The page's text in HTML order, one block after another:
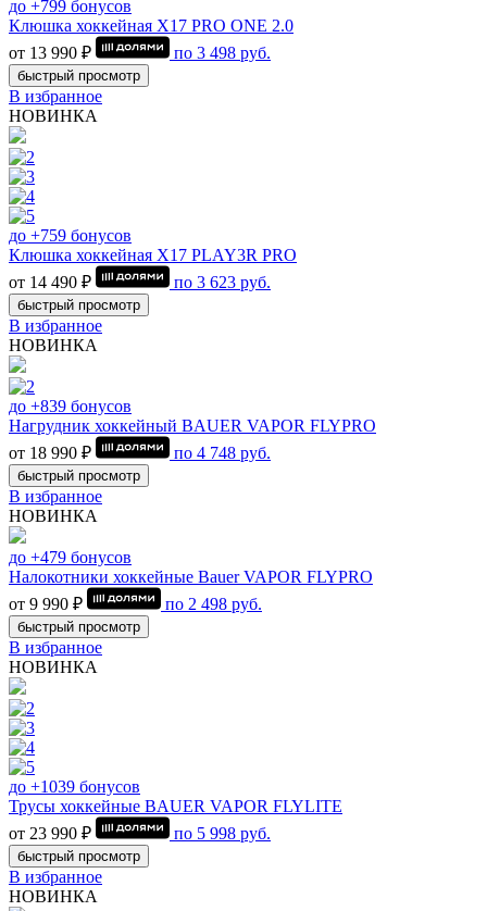
до +799 бонусов
Клюшка хоккейная Х17 PRO ONE 2.0
от 13 990 ₽
по 3 498 руб.
быстрый просмотр
В избранное
НОВИНКА
до +759 бонусов
Клюшка хоккейная Х17 PLAY3R PRO
от 14 490 ₽
по 3 623 руб.
быстрый просмотр
В избранное
НОВИНКА
до +839 бонусов
Нагрудник хоккейный BAUER VAPOR FLYPRO
от 18 990 ₽
по 4 748 руб.
быстрый просмотр
В избранное
НОВИНКА
до +479 бонусов
Налокотники хоккейные Bauer VAPOR FLYPRO
от 9 990 ₽
по 2 498 руб.
быстрый просмотр
В избранное
НОВИНКА
до +1039 бонусов
Трусы хоккейные BAUER VAPOR FLYLITE
от 23 990 ₽
по 5 998 руб.
быстрый просмотр
В избранное
НОВИНКА